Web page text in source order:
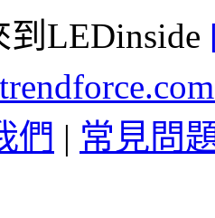
LEDinside
們 | 常見問